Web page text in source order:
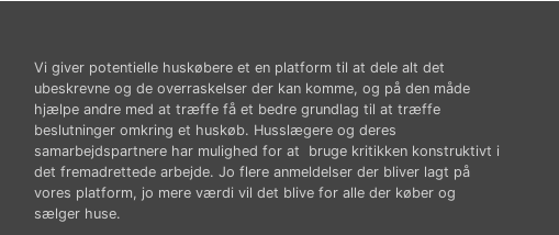
Vi giver potentielle huskøbere et en platform til at dele alt det
ubeskrevne og de overraskelser der kan komme, og på den måde
hjælpe andre med at træffe få et bedre grundlag til at træffe
beslutninger omkring et huskøb. Husslægere og deres
samarbejdspartnere har mulighed for at bruge kritikken konstruktivt i
det fremadrettede arbejde. Jo flere anmeldelser der bliver lagt på
vores platform, jo mere værdi vil det blive for alle der køber og
sælger huse.